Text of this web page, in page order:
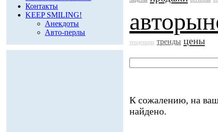
Контакты
KEEP SMILING!
Анекдоты
Авто-перлы
тенденции тренды цены
К сожалению, на
найдено.